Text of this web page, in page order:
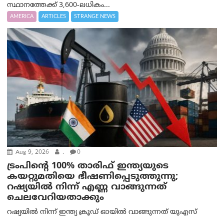
സ്ഥാനത്തേക്ക് 3,600-ലധികം...
AMERICA ARTICLES STRANGE NEWS
Aug 9, 2026 . 0
ട്രം‌പിന്റെ 100% താരിഫ് ഇന്ത്യയുടെ
കയറ്റുമതിയെ ഭീഷണിപ്പെടുത്തുന്നു;
റഷ്യയിൽ നിന്ന് എണ്ണ വാങ്ങുന്നത്
ചെലവേറിയതാക്കും
റഷ്യയിൽ നിന്ന് ഇന്ത്യ ക്രൂഡ് ഓയിൽ വാങ്ങുന്നത് യുഎസ്